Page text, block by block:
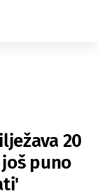
20
puno